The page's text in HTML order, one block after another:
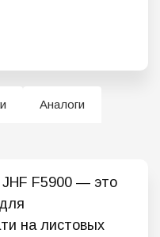
Аналоги
F5900 — это
на листовых